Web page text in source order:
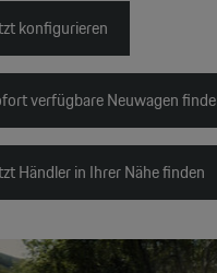
konfigurieren
verfügbare Neuwagen
Händler in Ihrer Nähe finden